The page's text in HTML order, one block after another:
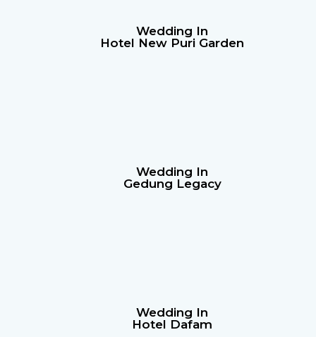
Wedding In
Hotel New Puri Garden
Wedding In
Gedung Legacy
Wedding In
Hotel Dafam